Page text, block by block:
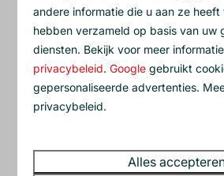
andere informatie die u aan ze
hebben verzameld op basis van uw
diensten. Bekijk voor meer
privacybeleid.Google gebruikt
gepersonaliseerde advertenties.
privacybeleid.
Alles